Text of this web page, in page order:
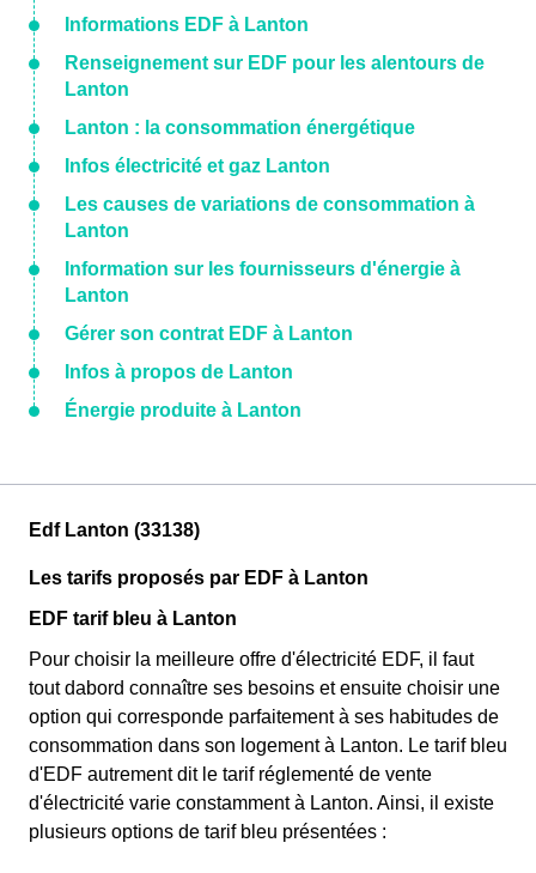
Informations EDF à Lanton
Renseignement sur EDF pour les alentours de
Lanton
Lanton : la consommation énergétique
Infos électricité et gaz Lanton
Les causes de variations de consommation à
Lanton
Information sur les fournisseurs d'énergie à
Lanton
Gérer son contrat EDF à Lanton
Infos à propos de Lanton
Énergie produite à Lanton
Edf Lanton (33138)
Les tarifs proposés par EDF à Lanton
EDF tarif bleu à Lanton
Pour choisir la meilleure offre d'électricité EDF, il faut
tout dabord connaître ses besoins et ensuite choisir une
option qui corresponde parfaitement à ses habitudes de
consommation dans son logement à Lanton. Le tarif bleu
d'EDF autrement dit le tarif réglementé de vente
d'électricité varie constamment à Lanton. Ainsi, il existe
plusieurs options de tarif bleu présentées :